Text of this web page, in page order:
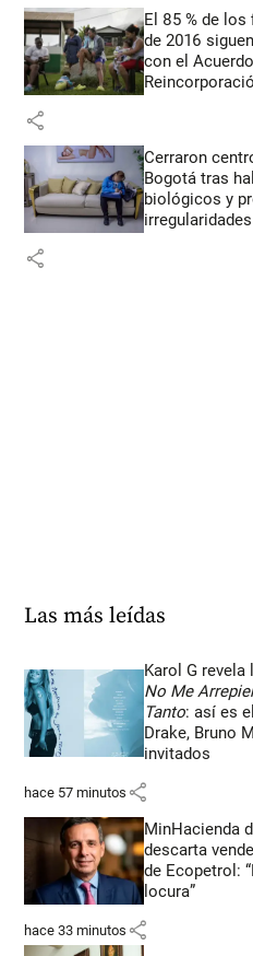
El 85 % de
de 2016
con el
share
Cerraron
Bogotá tras
biológicos y
share
Las más leídas
Karol G
No Me
Tanto: así es
Drake, Bruno
invitados
hace 57 minutos share
MinHacienda
descarta
de Ecopetrol:
locura”
hace 33 minutos share